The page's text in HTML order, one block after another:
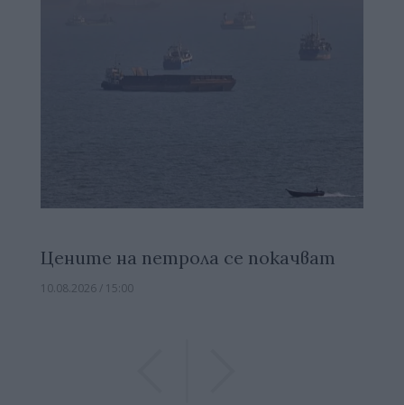
Цените на петрола се покачват
10.08.2026 / 15:00